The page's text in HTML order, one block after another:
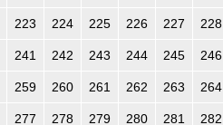
223 224 225 226 227 228
241 242 243 244 245 246
259 260 261 262 263 264
277 278 279 280 281 282